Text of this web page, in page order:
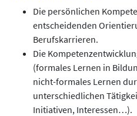
Die persönlichen
entscheidenden
Berufskarrieren.
Die
(formales Lernen in
nicht-formales Lernen
unterschiedlichen
Initiativen, Interessen…).